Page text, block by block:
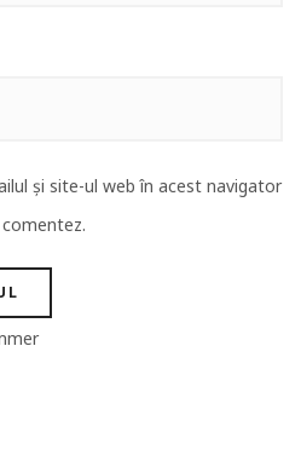
și site-ul web în acest navigator